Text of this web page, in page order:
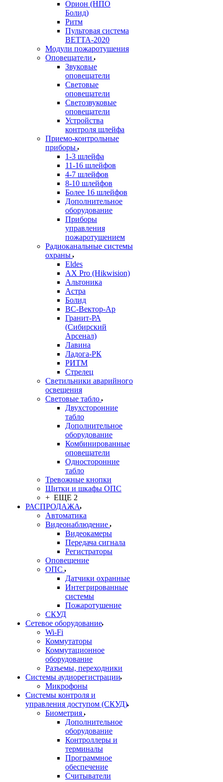
Орион (НПО
Болид)
Ритм
Пультовая система
ВЕТТА-2020
Модули пожаротушения
Оповещатели
Звуковые
оповещатели
Световые
оповещатели
Светозвуковые
оповещатели
Устройства
контроля шлейфа
Приемо-контрольные
приборы
1-3 шлейфа
11-16 шлейфов
4-7 шлейфов
8-10 шлейфов
Более 16 шлейфов
Дополнительное
оборудование
Приборы
управления
пожаротушением
Радиоканальные системы
охраны
Eldes
AX Pro (Hikwision)
Альтоника
Астра
Болид
ВС-Вектор-Ар
Гранит-РА
(Сибирский
Арсенал)
Лавина
Ладога-РК
РИТМ
Стрелец
Светильники аварийного
освещения
Световые табло
Двухсторонние
табло
Дополнительное
оборудование
Комбинированные
оповещатели
Односторонние
табло
Тревожные кнопки
Щитки и шкафы ОПС
+ ЕЩЕ 2
РАСПРОДАЖА
Автоматика
Видеонаблюдение
Видеокамеры
Передача сигнала
Регистраторы
Оповещение
ОПС
Датчики охранные
Интегрированные
системы
Пожаротушение
СКУД
Сетевое оборудование
Wi-Fi
Коммутаторы
Коммутационное
оборудование
Разъемы, переходники
Системы аудиорегистрации
Микрофоны
Системы контроля и
управления доступом (СКУД)
Биометрия
Дополнительное
оборудование
Контроллеры и
терминалы
Программное
обеспечение
Считыватели